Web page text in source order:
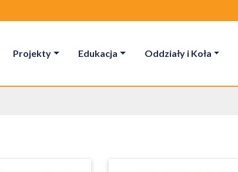
Projekty Edukacja Oddziały i Koła